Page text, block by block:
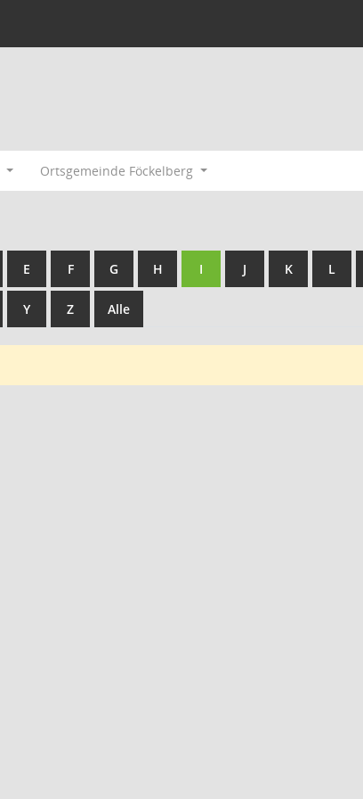
Ortsgemeinde Föckelberg
E F G H I J K L
Y Z Alle